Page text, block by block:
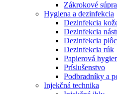
Zákrokové
Hygiena a dezinfekcia
Dezinfekcia
Dezinfekcia
Dezinfekcia
Dezinfekcia rúk
Papierová
Príslušenstvo
Podbradníky a
Injekčná technika